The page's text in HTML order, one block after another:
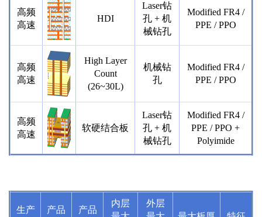
高频
高速
HDI
Laser钻
孔 + 机
械钻孔
Modified FR4 /
PPE / PPO
高频
高速
High Layer
Count
(26~30L)
机械钻
孔
Modified FR4 /
PPE / PPO
高频
高速
软硬结合板
Laser钻
孔 + 机
械钻孔
Modified FR4 /
PPE / PPO +
Polyimide
生产
产品
产品
内层
外层